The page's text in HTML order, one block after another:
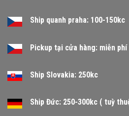
Ship quanh praha: 100-150kc
Pickup tại cửa hàng: miễn phí
Ship Slovakia: 250kc
Ship Đức: 250-300kc ( tuỳ